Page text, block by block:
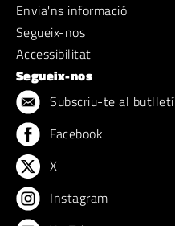
Envia'ns informació
Segueix-nos
Accessibilitat
Segueix-nos
Subscriu-te al butlletí
Facebook
X
Instagram